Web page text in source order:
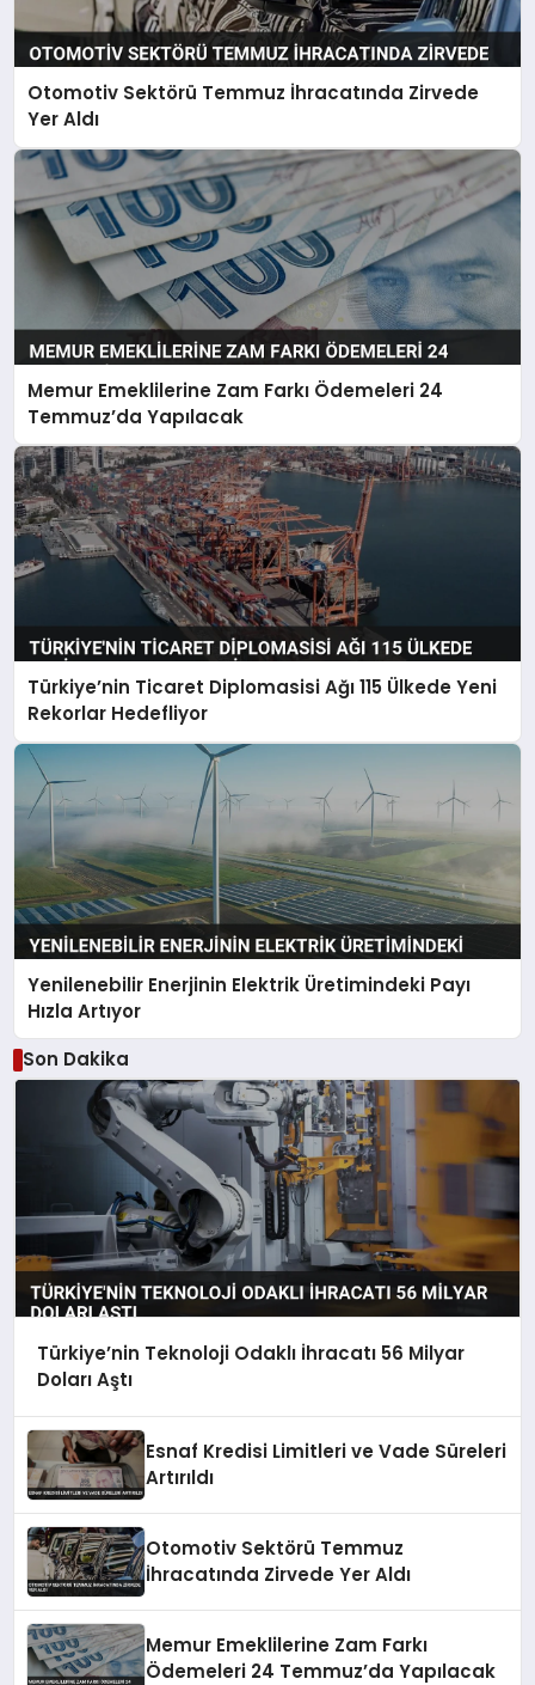
Otomotiv Sektörü Temmuz İhracatında Zirvede
Yer Aldı
Memur Emeklilerine Zam Farkı Ödemeleri 24
Temmuz’da Yapılacak
Türkiye’nin Ticaret Diplomasisi Ağı 115 Ülkede Yeni
Rekorlar Hedefliyor
Yenilenebilir Enerjinin Elektrik Üretimindeki Payı
Hızla Artıyor
Son Dakika
Türkiye’nin Teknoloji Odaklı İhracatı 56 Milyar
Doları Aştı
Esnaf Kredisi Limitleri ve Vade Süreleri
Artırıldı
Otomotiv Sektörü Temmuz
İhracatında Zirvede Yer Aldı
Memur Emeklilerine Zam Farkı
Ödemeleri 24 Temmuz’da Yapılacak